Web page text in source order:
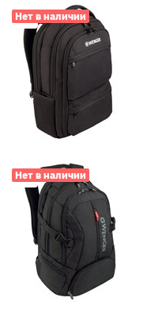
Нет в наличии
Нет в наличии